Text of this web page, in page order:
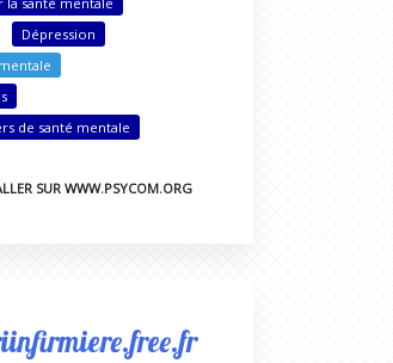
Dépression
de santé mentale
SUR WWW.PSYCOM.ORG